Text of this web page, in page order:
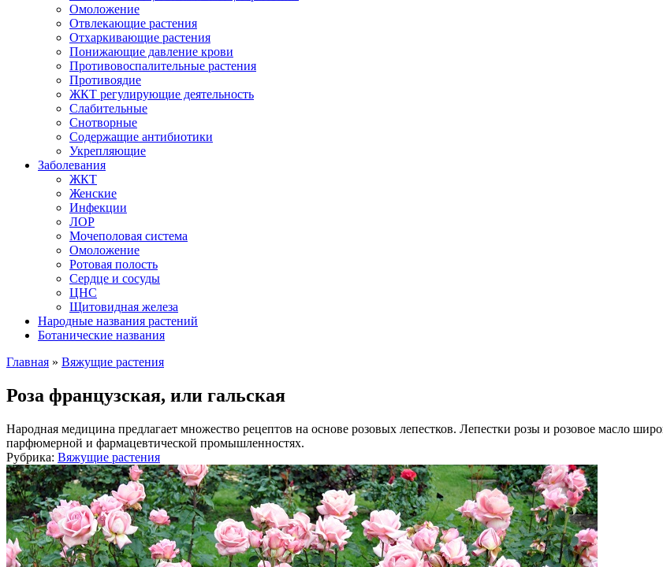
Омоложение
Отвлекающие растения
Отхаркивающие растения
Понижающие давление крови
Противовоспалительные растения
Противоядие
ЖКТ регулирующие деятельность
Слабительные
Снотворные
Содержащие антибиотики
Укрепляющие
Заболевания
ЖКТ
Женские
Инфекции
ЛОР
Мочеполовая система
Омоложение
Ротовая полость
Сердце и сосуды
ЦНС
Щитовидная железа
Народные названия растений
Ботанические названия
Главная » Вяжущие растения
Роза французская, или гальская
Народная медицина предлагает множество рецептов на основе розовых лепестков. Лепестки розы и розовое масло
парфюмерной и фармацевтической промышленностях.
Рубрика: Вяжущие растения